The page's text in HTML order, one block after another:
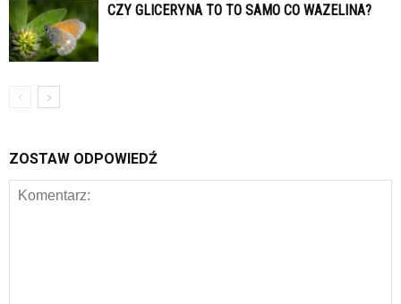
CZY GLICERYNA TO TO SAMO CO WAZELINA?
ZOSTAW ODPOWIEDŹ